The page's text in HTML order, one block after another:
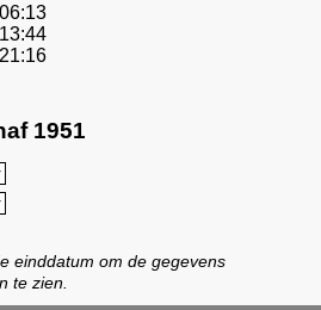
06:13
13:44
21:16
1951
einddatum om de gegevens
te zien.